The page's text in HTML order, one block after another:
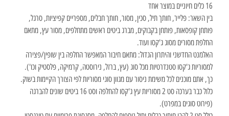
16 כלים חיוניים במוצר אחד
בין השאר: פלייר, חותך תיל, סכין, מסור, חותך חבלים, מספריים קפיציות, סרגל,
פותחן קופסאות, פותחן בקבוקים, מברג ביטים ראשים מתחלפים, מסור עץ, מתאם
החלפת מסורים מסוג ג'קסו ועוד.
האלמנט החדשני והיתרון הגדול: מתאם חיבור המאפשר החלפה בין שופין/פצירה
למסוריות ג'קסו סטנדרטיות מכל סוג (עץ, ברזל, נירוסטה, קרמיקה, פלסטיק וכו').
כך, אתם מוכנים לכל משימת ניסור עם מגוון סוגי מסוריות לפי הצורך הקיימות בשוק.
כלול כבר בערכה סט 2 מסוריות עץ ג'קסו להחלפה וסט 16 ביטים שונים להברגה
(פירוט סוגים במפרט).